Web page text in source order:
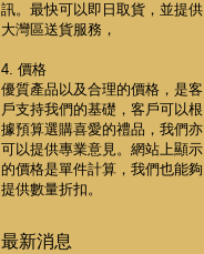
訊。最快可以即日取貨，並提供
大灣區送貨服務，
4. 價格
優質產品以及合理的價格，是客
戶支持我們的基礎，客戶可以根
據預算選購喜愛的禮品，我們亦
可以提供專業意見。網站上顯示
的價格是單件計算，我們也能夠
提供數量折扣。
最新消息